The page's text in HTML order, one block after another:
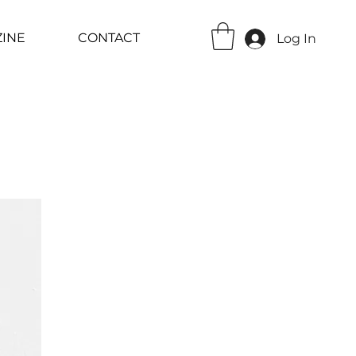
CONTACT Log In